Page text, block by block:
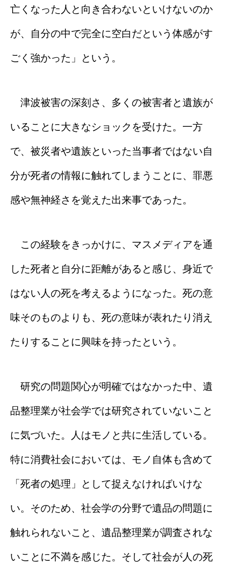
亡くなった人と向き合わないといけないのか
が、自分の中で完全に空白だという体感がす
ごく強かった」という。
津波被害の深刻さ、多くの被害者と遺族が
いることに大きなショックを受けた。一方
で、被災者や遺族といった当事者ではない自
分が死者の情報に触れてしまうことに、罪悪
感や無神経さを覚えた出来事であった。
この経験をきっかけに、マスメディアを通
した死者と自分に距離があると感じ、身近で
はない人の死を考えるようになった。死の意
味そのものよりも、死の意味が表れたり消え
たりすることに興味を持ったという。
研究の問題関心が明確ではなかった中、遺
品整理業が社会学では研究されていないこと
に気づいた。人はモノと共に生活している。
特に消費社会においては、モノ自体も含めて
「死者の処理」として捉えなければいけな
い。そのため、社会学の分野で遺品の問題に
触れられないこと、遺品整理業が調査されな
いことに不満を感じた。そして社会が人の死